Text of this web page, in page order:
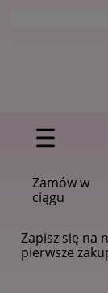
Zamów w
ciągu
Zapisz się na
pierwsze